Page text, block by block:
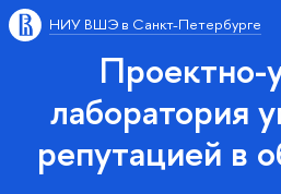
НИУ ВШЭ в Санкт-Петербурге
Проектно-
лаборатория
репутацией в